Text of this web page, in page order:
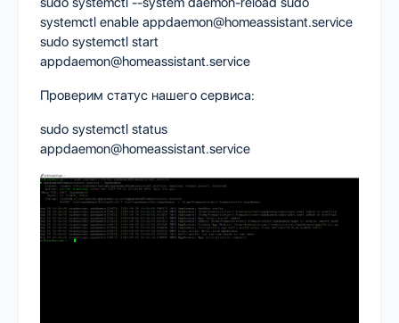
systemctl enable appdaemon@homeassistant.service
sudo systemctl start
appdaemon@homeassistant.service
Проверим статус нашего сервиса:
sudo systemctl status
appdaemon@homeassistant.service